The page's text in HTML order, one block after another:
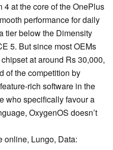
at the core of the OnePlus
performance for daily
tier below the Dimensity
5. But since most OEMs
at around Rs 30,000,
of the competition by
rich software in the
who specifically favour a
OxygenOS doesn’t
Lungo, Data: